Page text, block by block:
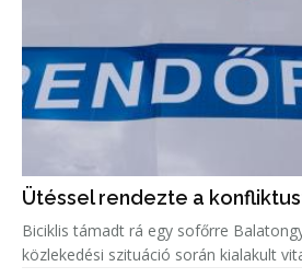
Ütéssel rendezte a
Biciklis támadt rá egy sofőrre
közlekedési szituáció során kialakult